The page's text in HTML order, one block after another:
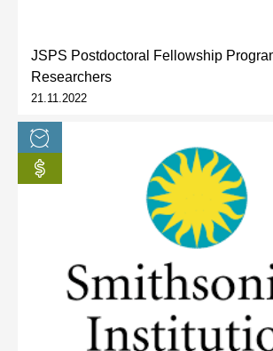
JSPS Postdoctoral Fellowship
Researchers
21.11.2022